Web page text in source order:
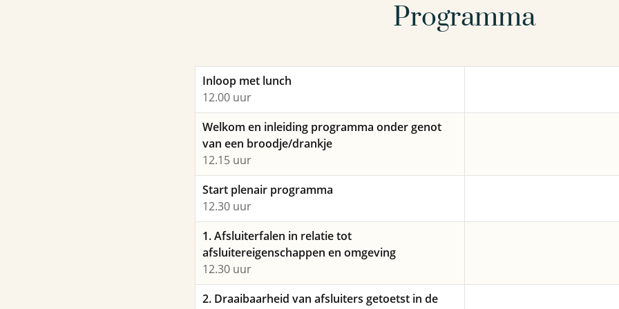
Programma
Inloop met lunch
12.00 uur
Welkom en inleiding programma onder genot
van een broodje/drankje
12.15 uur
Start plenair programma
12.30 uur
1. Afsluiterfalen in relatie tot
afsluitereigenschappen en omgeving
12.30 uur
2. Draaibaarheid van afsluiters getoetst in de